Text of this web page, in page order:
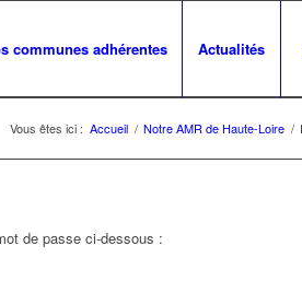
communes adhérentes Actualités
Vous êtes ici : Accueil / Notre AMR de Haute-Loire /
de passe ci-dessous :